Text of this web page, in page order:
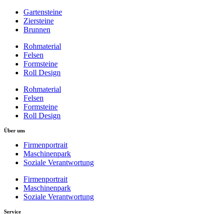
Gartensteine
Ziersteine
Brunnen
Rohmaterial
Felsen
Formsteine
Roll Design
Rohmaterial
Felsen
Formsteine
Roll Design
Über uns
Firmenportrait
Maschinenpark
Soziale Verantwortung
Firmenportrait
Maschinenpark
Soziale Verantwortung
Service